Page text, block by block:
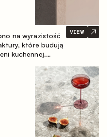
na wyrazistość
które budują
kuchennej.
w której każdy
VIEW